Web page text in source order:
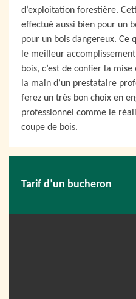
d’exploitation forestière.
effectué aussi bien pour un
pour un bois dangereux. Ce
le meilleur
bois, c’est de confier la
la main d’un prestataire
ferez un très bon choix en
professionnel comme le
coupe de bois.
Tarif d’un bucheron